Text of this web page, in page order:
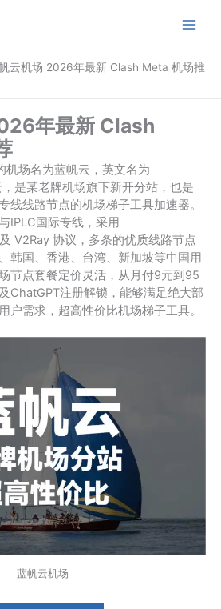
云机场 2026年最新 Clash Meta 机场推
年最新 Clash
机场名为蓝帆云，英文名为
是某老牌机场旗下新开分站，也是
线线路节点的机场梯子工具加速器。
IPLC国际专线，采用
V2Ray 协议，多条的优质线路节点
韩国、香港、台湾、新加坡等中国用
节点套餐定价灵活，从月付9元到95
ChatGPT注册解锁，能够满足绝大部
户需求，超高性价比机场梯子工具。
蓝帆云机场